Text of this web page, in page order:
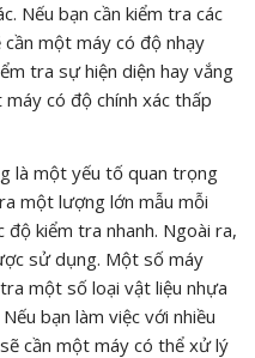
Nếu bạn cần kiểm tra các
một máy có độ nhạy
tra sự hiện diện hay vắng
có độ chính xác thấp
là một yếu tố quan trọng
một lượng lớn mẫu mỗi
kiểm tra nhanh. Ngoài ra,
sử dụng. Một số máy
một số loại vật liệu nhựa
bạn làm việc với nhiều
cần một máy có thể xử lý